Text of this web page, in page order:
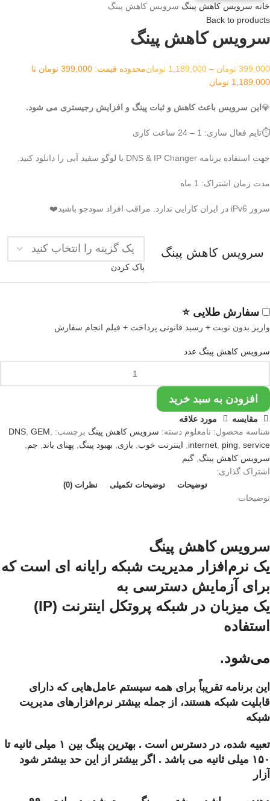
خانه سرویس کاهش پینگ سرویس کاهش پینگ
Back to products
سرویس کاهش پینگ
399,000 تومان –
1,189,000 تومان
محدوده قیمت: 399,000 تومان تا
1,189,000 تومان
💎 این سرویس باعث کاهش و ثبات پینگ و افزایش رجیستری می شود.
⏱️تایم فعال سازی: 1 – 24 ساعت کاری
جهت استفاده برنامه DNS & IP Changer با لوگو سفید آبی را دانلود کنید.
مدت زمان اشتراک: 1 ماه
سرور iPv6 در ایران کارایی ندارد. مراقب افراد سودجو باشید❤️
سرویس کاهش پینگ
پاک کردن
سفارش طلایی ⭐
واریز بدون نوبت + رسید قانونی پرداخت + فیلم انجام سفارش
سرویس کاهش پینگ عدد
افزودن به سبد خرید
مقایسه
مورد علاقه
شناسه محصول: نامعلوم دسته: سرویس کاهش پینگ برچسب: DNS GEM
internet ping service اینترنت خوب بازی بهبود پینگ پهنای باند جم
سرویس کاهش پینگ گیم
اشتراک گذاری:
توضیحات توضیحات تکمیلی نظرات (0)
توضیحات
سرویس کاهش پینگ
یک نرم‌افزار مدیریت شبکه رایانه ای است که
برای آزمایش دسترسی به
یک میزبان در شبکه پروتکل اینترنت (IP)
استفاده
می‌شود.
این برنامه تقریباً برای همه سیستم عامل‌هایی که دارای
قابلیت شبکه هستند، از جمله بیشتر نرم‌افزارهای مدیریت
شبکه
تعبیه شده، در دسترس است . بهترین پینگ بین ۱ میلی ثانیه تا
۱۵۰ میلی ثانیه می باشد . اگر بیشتر از این حد بیشتر شود
آزار